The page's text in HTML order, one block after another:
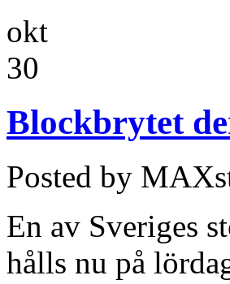
okt
30
Blockbrytet
Posted by
En av Sveriges
hålls nu på